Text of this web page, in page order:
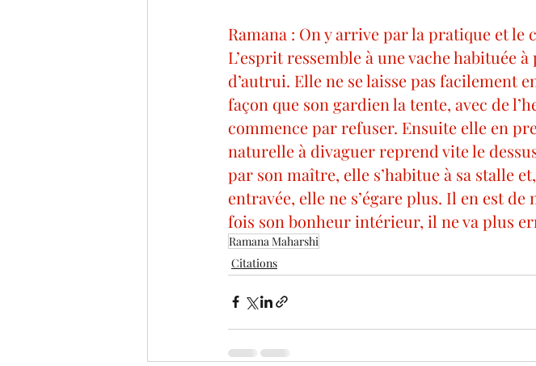
Ramana : On y arrive par la pratique et le
L’esprit ressemble à une vache habituée
d’autrui. Elle ne se laisse pas facilement
façon que son gardien la tente, avec de
commence par refuser. Ensuite elle en
naturelle à divaguer reprend vite le
par son maître, elle s’habitue à sa stalle
entravée, elle ne s’égare plus. Il en est
fois son bonheur intérieur, il ne va plus
Ramana Maharshi
Citations